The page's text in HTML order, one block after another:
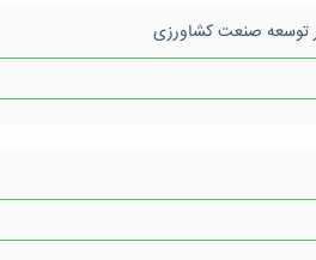
توسعه صنعت کشاورزی